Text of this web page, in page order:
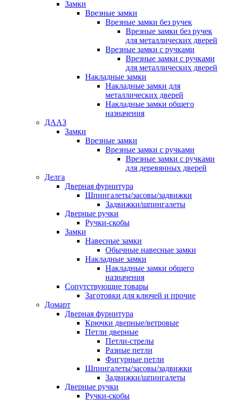
Замки
Врезные замки
Врезные замки без ручек
Врезные замки без ручек
для металлических дверей
Врезные замки с ручками
Врезные замки с ручками
для металлических дверей
Накладные замки
Накладные замки для
металлических дверей
Накладные замки общего
назначения
ДААЗ
Замки
Врезные замки
Врезные замки с ручками
Врезные замки с ручками
для деревянных дверей
Делга
Дверная фурнитура
Шпингалеты/засовы/задвижки
Задвижки/шпингалеты
Дверные ручки
Ручки-скобы
Замки
Навесные замки
Обычные навесные замки
Накладные замки
Накладные замки общего
назначения
Сопутствующие товары
Заготовки для ключей и прочие
Домарт
Дверная фурнитура
Крючки дверные/ветровые
Петли дверные
Петли-стрелы
Разные петли
Фигурные петли
Шпингалеты/засовы/задвижки
Задвижки/шпингалеты
Дверные ручки
Ручки-скобы